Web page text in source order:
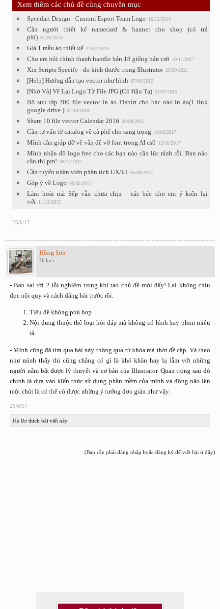
Xem thêm các chủ đề cùng chuyên mục
Speedart Design - Custom Esport Team Logo 16/12/2016
Cần người thiết kế namecard & banner cho shop (có trả
phí) 01/01/2018
Giá 1 mẫu áo thiết kế 24/07/2016
Cho em hỏi chỉnh thanh handle bản 18 giống bản cs6 19/11/2017
Xin Scripts Specify - đo kích thước trong Illustrator 29/09/2021
[Help] Hướng dẫn tạo vector như hình 07/08/2015
[Nhờ Vả] Vẽ Lại Logo Từ File JPG (Có Hậu Tạ) 21/07/2015
Bộ sưu tập 200 file vector in áo Tishirt cho bác nào in áo(1 link
google drive ) 02/10/2018
Share 10 file vector Calendar 2016 20/08/2015
Cần tư vấn tờ catalog về cà phê cho sang trọng 16/03/2017
Mình cần giúp đỡ về vấn đề vỡ font trong AI cs6 12/10/2017
Mình nhận đồ logo free cho các bạn nào cần lúc rảnh rỗi. Bạn nào
cần thì pm! 08/12/2017
Cần tuyển nhân viên phân tích UX/UI 05/08/2015
Góp ý về Logo 09/02/2017
Làm hoài mà Sếp vẫn chưa chịu - các bác cho em ý kiến lại
với
11/12/2015
25/6/17
Hồng Sơn
Helper
- Bạn sai tới 2 lỗi nghiêm trọng khi tạo chủ đề mới đấy! Lại không chịu
đọc nội quy và cách đăng bài trước rồi.
Tiêu đề không phù hợp
Nội dung thuộc thể loại hỏi đáp mà không có hình hay phim miêu
tả.
- Mình cũng đã tìm qua bài này thông qua từ khóa mà thớt đề cập. Và theo
như mình thấy thì cũng chẳng có gì là khó khăn hay lạ lẫm với những
người nắm bắt được lý thuyết và cơ bản của Illustrator. Quan trọng sau đó
chính là dựa vào kiến thức sử dụng phần mềm của mình và động não lên
một chút là có thể có được những ý tưởng đơn giản như vậy.
25/6/17
Hà Bơ thích bài viết này
(Bạn cần phải đăng nhập hoặc đăng ký để viết bài ở đây)